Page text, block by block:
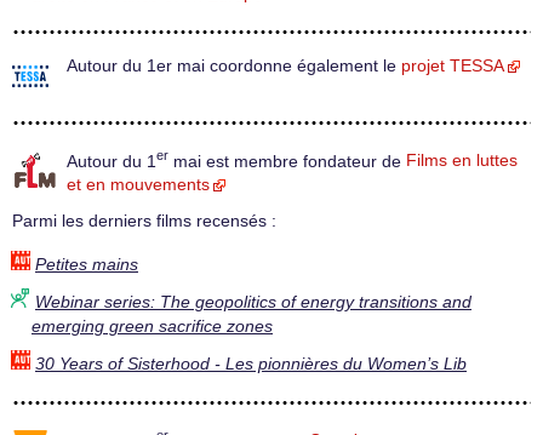
Autour du 1er mai coordonne également le projet TESSA
Autour du 1 er mai est membre fondateur de Films en luttes
et en mouvements
Parmi les derniers films recensés :
Petites mains
Webinar series: The geopolitics of energy transitions and
emerging green sacrifice zones
30 Years of Sisterhood - Les pionnières du Women’s Lib